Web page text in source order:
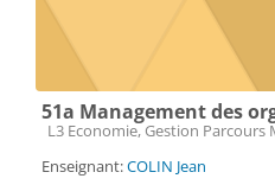
51a Management des
Catégorie de cours
L3 Economie, Gestion Parcours
Enseignant:COLIN Jean